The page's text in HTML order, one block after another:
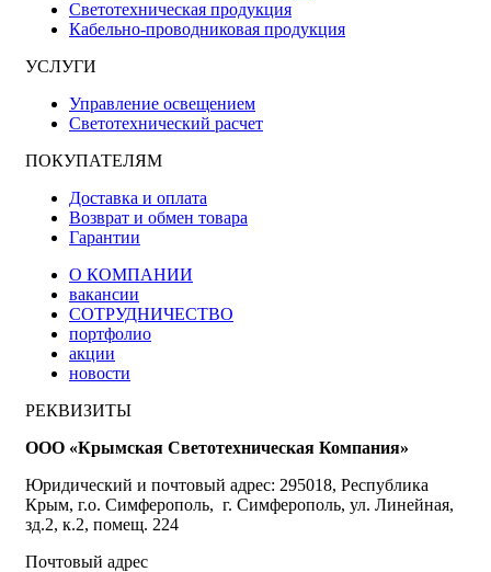
Светотехническая продукция
Кабельно-проводниковая продукция
УСЛУГИ
Управление освещением
Светотехнический расчет
ПОКУПАТЕЛЯМ
Доставка и оплата
Возврат и обмен товара
Гарантии
О КОМПАНИИ
вакансии
СОТРУДНИЧЕСТВО
портфолио
акции
новости
РЕКВИЗИТЫ
ООО «Крымская Светотехническая Компания»
Юридический и почтовый адрес: 295018, Республика
Крым, г.о. Симферополь, г. Симферополь, ул. Линейная,
зд.2, к.2, помещ. 224
Почтовый адрес